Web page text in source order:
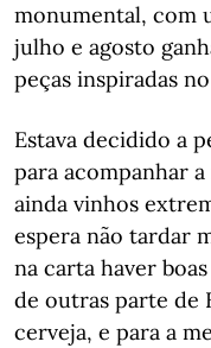
monumental, com
julho e agosto
peças inspiradas
Estava decidido a
para acompanhar
ainda vinhos
espera não tardar
na carta haver
de outras parte de
cerveja, e para a